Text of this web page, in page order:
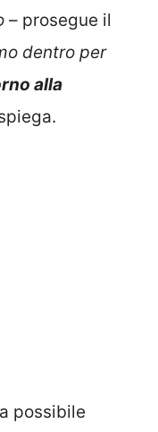
– prosegue il
dentro per
alla
possibile